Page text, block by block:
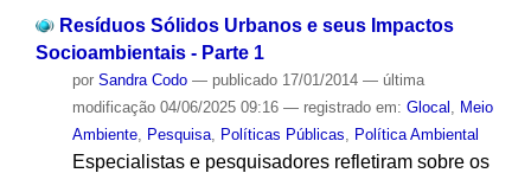
Resíduos Sólidos Urbanos e seus Impactos
Socioambientais - Parte 1
por Sandra Codo — publicado17/01/2014 — última
modificação04/06/2025 09:16 — registrado em: Glocal
Meio
Ambiente, Pesquisa, Políticas Públicas Política Ambiental
Especialistas e pesquisadores refletiram sobre os